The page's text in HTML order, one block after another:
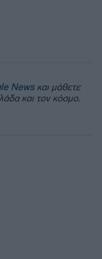
Newsκαι μάθετε
και τον κόσμο.